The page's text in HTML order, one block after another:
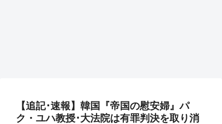
【追記･速報】韓国『帝国の慰安婦』パ
ク・ユハ教授･大法院は有罪判決を取り消